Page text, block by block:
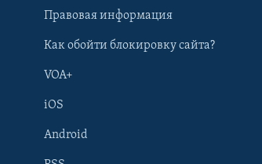
Правовая информация
Как обойти блокировку сайта?
VOA+
iOS
Android